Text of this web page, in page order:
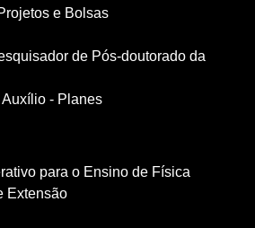
e Bolsas
de Pós-doutorado da
- Planes
para o Ensino de Física
Extensão